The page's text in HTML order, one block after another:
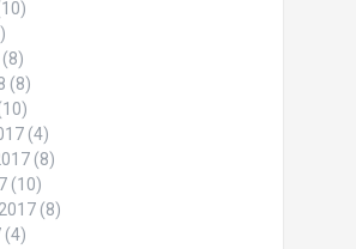
(8)
(8)
(4)
(8)
(10)
(8)
(4)